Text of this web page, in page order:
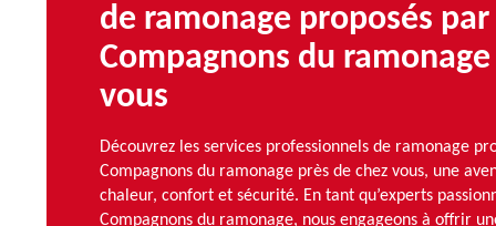
de ramonage proposés par
Compagnons du
vous
Découvrez les services professionnels de ramonage
Compagnons du ramonage près de chez vous, une
chaleur, confort et sécurité. En tant qu’experts
Compagnons du ramonage, nous engageons à offrir